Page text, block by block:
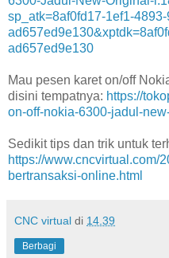
sp_atk=8af0fd17-1ef1-
ad657ed9e130
Mau pesen karet on/off
disini tempatnya: https://
on-off-nokia-6300-jadul-
Sedikit tips dan trik untuk
https://www.cncvirtual.com/
bertransaksi-online.html
CNC virtual di 14.39
Berbagi